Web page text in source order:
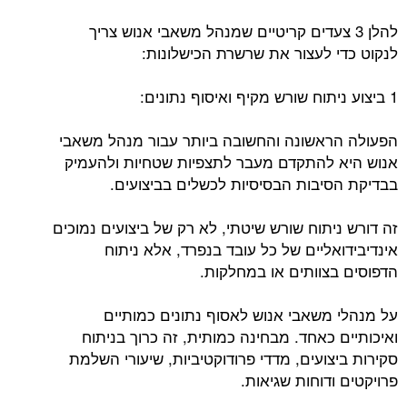
להלן 3 צעדים קריטיים שמנהל משאבי אנוש צריך
לנקוט כדי לעצור את שרשרת הכישלונות:
1 ביצוע ניתוח שורש מקיף ואיסוף נתונים:
הפעולה הראשונה והחשובה ביותר עבור מנהל משאבי
אנוש היא להתקדם מעבר לתצפיות שטחיות ולהעמיק
בבדיקת הסיבות הבסיסיות לכשלים בביצועים.
זה דורש ניתוח שורש שיטתי, לא רק של ביצועים נמוכים
אינדיבידואליים של כל עובד בנפרד, אלא ניתוח
הדפוסים בצוותים או במחלקות.
על מנהלי משאבי אנוש לאסוף נתונים כמותיים
ואיכותיים כאחד. מבחינה כמותית, זה כרוך בניתוח
סקירות ביצועים, מדדי פרודוקטיביות, שיעורי השלמת
פרויקטים ודוחות שגיאות.